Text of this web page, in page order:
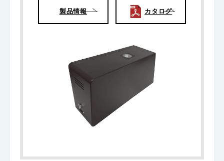
製品情報 カタログ